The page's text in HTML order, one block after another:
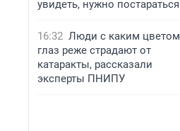
увидеть, нужно постараться
16:32 Люди с каким цветом
глаз реже страдают от
катаракты, рассказали
эксперты ПНИПУ